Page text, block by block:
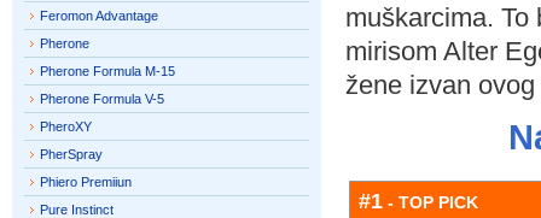
muškarcima.
mirisom Alter
žene izvan
#1 - TOP PICK
Feromon Advantage
Pherone
Pherone Formula M-15
Pherone Formula V-5
PheroXY
PherSpray
Phiero Premiiun
Pure Instinct